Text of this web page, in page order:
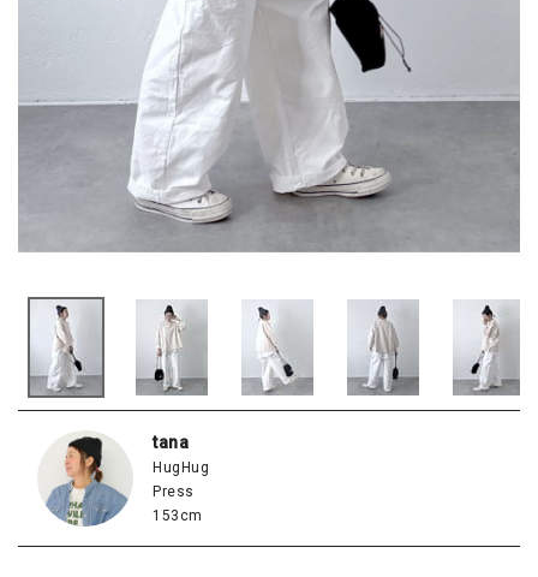
tana
HugHug
Press
153cm